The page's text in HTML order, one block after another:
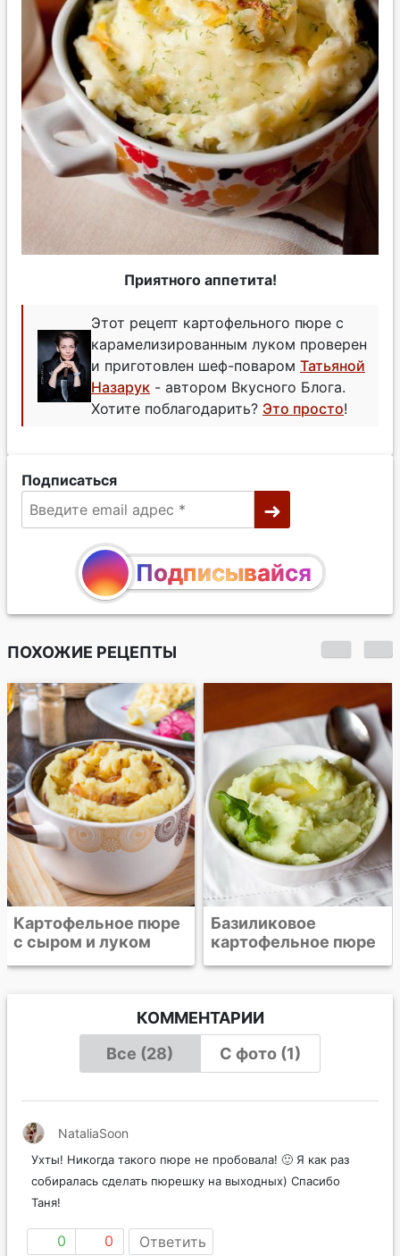
Приятного аппетита!
Этот рецепт картофельного пюре с
карамелизированным луком проверен
и приготовлен шеф-поваром Татьяной
Назарук - автором Вкусного Блога.
Хотите поблагодарить? Это просто!
Подписаться
Подписывайся
ПОХОЖИЕ РЕЦЕПТЫ
Базиликовое
картофельное пюре
картофельное пюре
КОММЕНТАРИИ
Все (28)
С фото (1)
NataliaSoon
Ухты! Никогда такого пюре не пробовала! 🙂 Я как раз
собиралась сделать пюрешку на выходных) Спасибо
Таня!
0 0 Ответить